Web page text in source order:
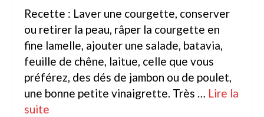
Dahlia Feuillage Foncé 80 cm
Dahlia Pompon / ball 70 – 80 cm
Dahlia Nain 50 cm
Dahlia Gallery 35 cm
Recette : Laver une courgette, conserver
ou retirer la peau, râper la courgette en
fine lamelle, ajouter une salade, batavia,
feuille de chêne, laitue, celle que vous
préférez, des dés de jambon ou de poulet,
une bonne petite vinaigrette. Très … Lire la
suite­­